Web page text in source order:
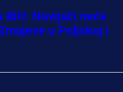
BiH: Navijači neće
u Poljskoj i